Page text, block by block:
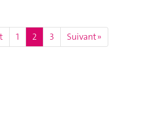
1 2 3 Suivant »